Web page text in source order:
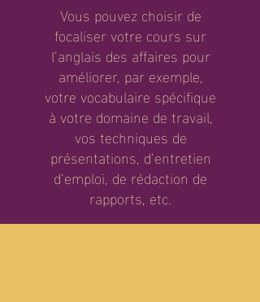
Vous pouvez choisir de
focaliser votre cours sur
l’anglais des affaires pour
améliorer, par exemple,
votre vocabulaire spécifique
à votre domaine de travail,
vos techniques de
présentations, d’entretien
d’emploi, de rédaction de
rapports, etc.